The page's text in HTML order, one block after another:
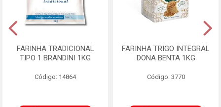
FARINHA TRADICIONAL
TIPO 1 BRANDINI 1KG
Código: 14864
FARINHA TRIGO INTEGRAL
DONA BENTA 1KG
Código: 3770